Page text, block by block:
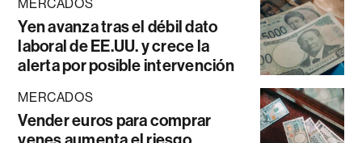
MERCADOS
Yen avanza tras el débil dato
laboral de EE.UU. y crece la
alerta por posible intervención
MERCADOS
Vender euros para comprar